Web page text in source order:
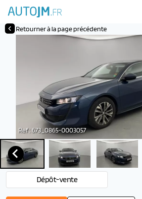
Retourner à la page précédente
Ref : 673_0865-0003057
Dépôt-vente